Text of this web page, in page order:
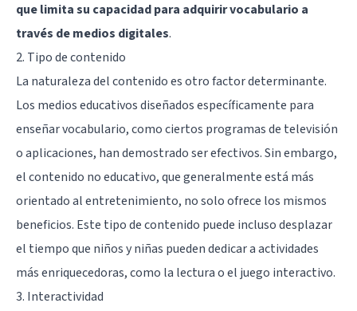
que limita su capacidad para adquirir vocabulario a
través de medios digitales.
2. Tipo de contenido
La naturaleza del contenido es otro factor determinante.
Los medios educativos diseñados específicamente para
enseñar vocabulario, como ciertos programas de televisión
o aplicaciones, han demostrado ser efectivos. Sin embargo,
el contenido no educativo, que generalmente está más
orientado al entretenimiento, no solo ofrece los mismos
beneficios. Este tipo de contenido puede incluso desplazar
el tiempo que niños y niñas pueden dedicar a actividades
más enriquecedoras, como la lectura o el juego interactivo.
3. Interactividad